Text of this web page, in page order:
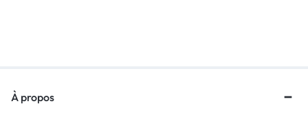
À propos